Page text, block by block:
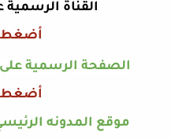
القناة الرسمية
أضغط
الصفحة الرسمية
أضغط
موقع المدونه